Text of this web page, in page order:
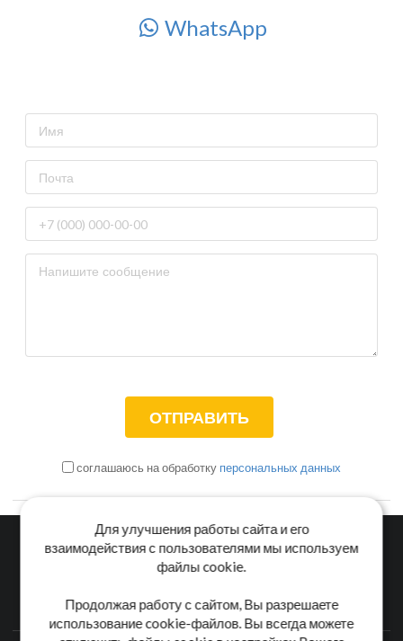
WhatsApp
соглашаюсь на обработку персональных данных
Контакты
Для улучшения работы сайта и его
взаимодействия с пользователями мы используем
файлы cookie.
Продолжая работу с сайтом, Вы разрешаете
использование cookie-файлов. Вы всегда можете